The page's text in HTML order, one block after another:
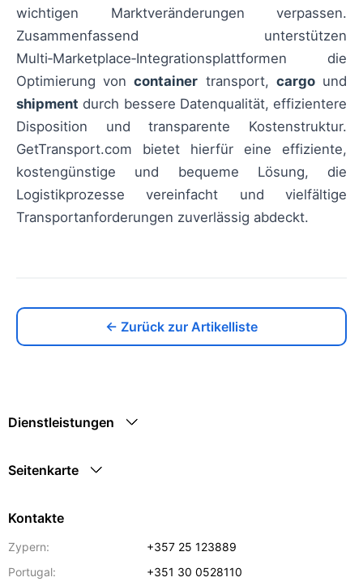
wichtigen Marktveränderungen verpassen.
Zusammenfassend unterstützen
Multi‑Marketplace‑Integrationsplattformen die
Optimierung voncontainer transport, cargound
shipment durch bessere Datenqualität, effizientere
Disposition und transparente Kostenstruktur.
GetTransport.com bietet hierfür eine effiziente,
kostengünstige und bequeme Lösung, die
Logistikprozesse vereinfacht und vielfältige
Transportanforderungen zuverlässig abdeckt.
← Zurück zur Artikelliste
Dienstleistungen
Seitenkarte
Kontakte
Zypern:
+357 25 123889
Portugal:
+351 30 0528110